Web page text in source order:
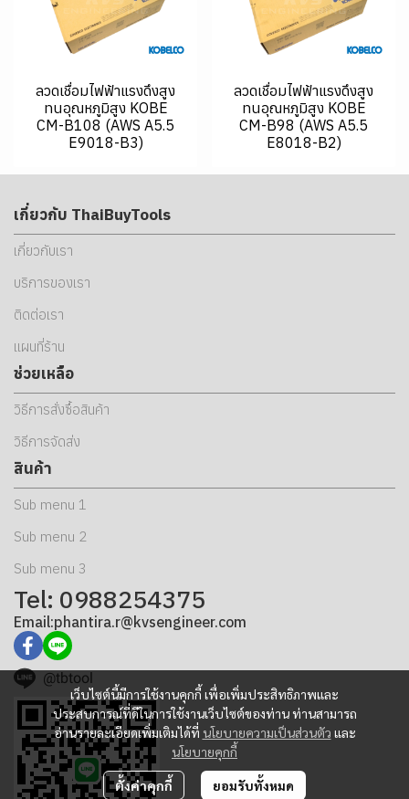
ลวดเชื่อมไฟฟ้าแรงดึงสูง
ทนอุณหภูมิสูง KOBE
CM-B108 (AWS A5.5
E9018-B3)
ลวดเชื่อมไฟฟ้าแรงดึงสูง
ทนอุณหภูมิสูง KOBE
CM-B98 (AWS A5.5
E8018-B2)
เว็บไซต์นี้มีการใช้งานคุกกี้ เพื่อเพิ่มประสิทธิภาพและ
ประสบการณ์ที่ดีในการใช้งานเว็บไซต์ของท่าน ท่านสามารถ
อ่านรายละเอียดเพิ่มเติมได้ที่ นโยบายความเป็นส่วนตัว และ
นโยบายคุกกี้
ตั้งค่าคุกกี้ ยอมรับทั้งหมด
เกี่ยวกับ ThaiBuyTools
เกี่ยวกับเรา
บริการของเรา
ติดต่อเรา
แผนที่ร้าน
ช่วยเหลือ
วิธีการสั่งซื้อสินค้า
วิธีการจัดส่ง
สินค้า
Sub menu 1
Sub menu 2
Sub menu 3
Tel: 0988254375
Email:phantira.r@kvsengineer.com
@tbtool